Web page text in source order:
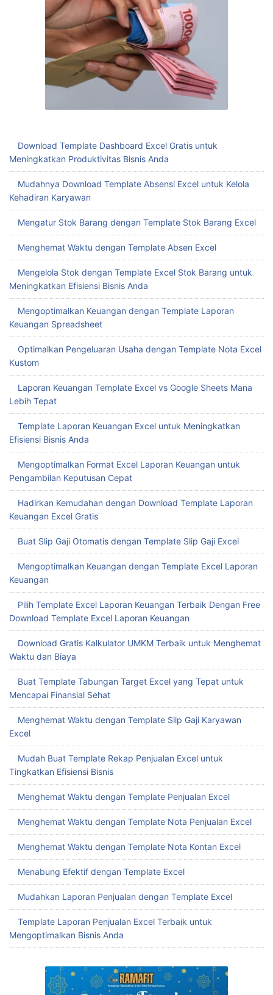
Download Template Dashboard Excel Gratis untuk
Meningkatkan Produktivitas Bisnis Anda
Mudahnya Download Template Absensi Excel untuk Kelola
Kehadiran Karyawan
Mengatur Stok Barang dengan Template Stok Barang Excel
Menghemat Waktu dengan Template Absen Excel
Mengelola Stok dengan Template Excel Stok Barang untuk
Meningkatkan Efisiensi Bisnis Anda
Mengoptimalkan Keuangan dengan Template Laporan
Keuangan Spreadsheet
Optimalkan Pengeluaran Usaha dengan Template Nota Excel
Kustom
Laporan Keuangan Template Excel vs Google Sheets Mana
Lebih Tepat
Template Laporan Keuangan Excel untuk Meningkatkan
Efisiensi Bisnis Anda
Mengoptimalkan Format Excel Laporan Keuangan untuk
Pengambilan Keputusan Cepat
Hadirkan Kemudahan dengan Download Template Laporan
Keuangan Excel Gratis
Buat Slip Gaji Otomatis dengan Template Slip Gaji Excel
Mengoptimalkan Keuangan dengan Template Excel Laporan
Keuangan
Pilih Template Excel Laporan Keuangan Terbaik Dengan Free
Download Template Excel Laporan Keuangan
Download Gratis Kalkulator UMKM Terbaik untuk Menghemat
Waktu dan Biaya
Buat Template Tabungan Target Excel yang Tepat untuk
Mencapai Finansial Sehat
Menghemat Waktu dengan Template Slip Gaji Karyawan
Excel
Mudah Buat Template Rekap Penjualan Excel untuk
Tingkatkan Efisiensi Bisnis
Menghemat Waktu dengan Template Penjualan Excel
Menghemat Waktu dengan Template Nota Penjualan Excel
Menghemat Waktu dengan Template Nota Kontan Excel
Menabung Efektif dengan Template Excel
Mudahkan Laporan Penjualan dengan Template Excel
Template Laporan Penjualan Excel Terbaik untuk
Mengoptimalkan Bisnis Anda